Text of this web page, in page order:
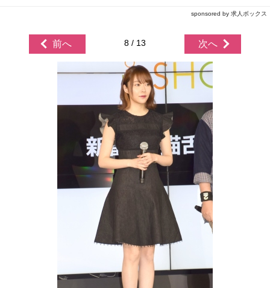
sponsored by 求人ボックス
前へ 8 / 13 次へ